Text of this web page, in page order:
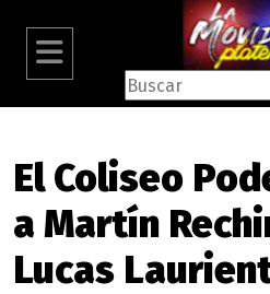
El Coliseo
a Martín
Lucas